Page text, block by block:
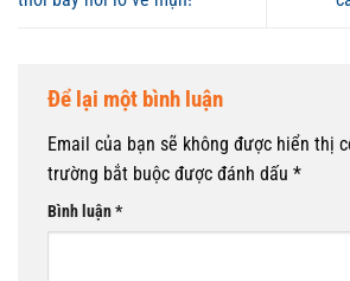
Để lại một bình luận
Email của bạn sẽ không được hiển thị
trường bắt buộc được đánh dấu *
Bình luận*